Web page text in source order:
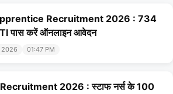
Recruitment 2026 : 734
ITI पास करें ऑनलाइन आवेदन
2026 01:47 PM
2026 : स्टाफ नर्स के 100